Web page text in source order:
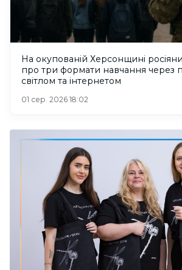
На окупованій Херсонщині
про три формати навчання через
світлом та інтернетом
01 сер. 2026 18:02